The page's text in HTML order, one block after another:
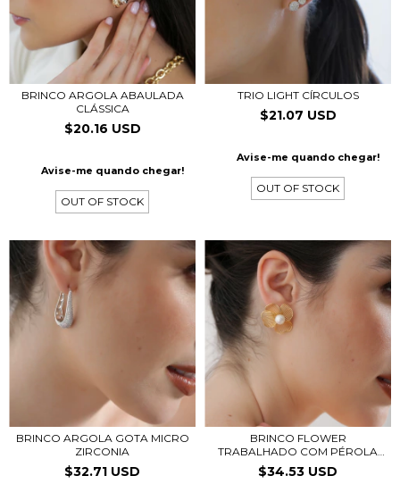
BRINCO ARGOLA ABAULADA
CLÁSSICA
$20.16 USD
Avise-me quando chegar!
OUT OF STOCK
TRIO LIGHT CÍRCULOS
$21.07 USD
Avise-me quando chegar!
OUT OF STOCK
BRINCO ARGOLA GOTA MICRO
ZIRCONIA
$32.71 USD
BRINCO FLOWER
TRABALHADO COM PÉROLA
SHEL...
$34.53 USD